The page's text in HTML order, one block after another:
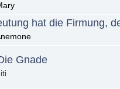
hat die Firmung,
Gnade